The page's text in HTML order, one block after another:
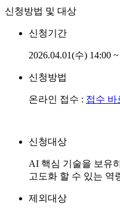
신청방법 및 대상
신청기간
2026.04.01(수) 14:00
신청방법
온라인 접수 : 접수 바
신청대상
AI 핵심 기술을 보유
고도화 할 수 있는 역
제외대상